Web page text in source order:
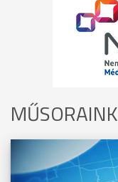
MŰSORAINK